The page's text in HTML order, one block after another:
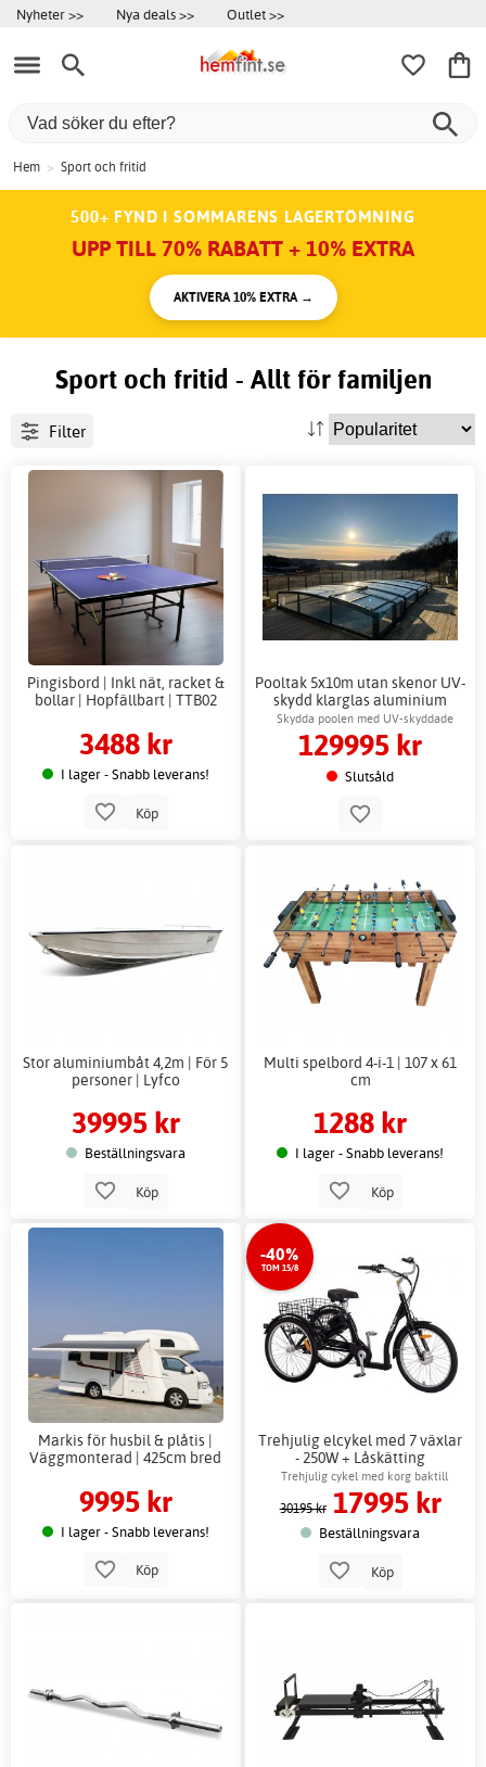
Nyheter >> Nya deals >> Outlet >>
Hem > Sport och fritid
500+ FYND I SOMMARENS LAGERTÖMNING
UPP TILL 70% RABATT + 10% EXTRA
AKTIVERA 10% EXTRA →
Sport och fritid - Allt för familjen
Filter
Pingisbord | Inkl nät, racket &
bollar | Hopfällbart | TTB02
3488 kr
I lager - Snabb leverans!
Köp
Pooltak 5x10m utan skenor UV-
skydd klarglas aluminium
Skydda poolen med UV-skyddade
paneler
129995 kr
Slutsåld
Stor aluminiumbåt 4,2m | För 5
personer | Lyfco
39995 kr
Beställningsvara
Köp
Multi spelbord 4-i-1 | 107 x 61
cm
1288 kr
I lager - Snabb leverans!
Köp
Markis för husbil & plåtis |
Väggmonterad | 425cm bred
9995 kr
I lager - Snabb leverans!
Köp
-40%
TOM 15/8
Trehjulig elcykel med 7 växlar
- 250W + Låskätting
Trehjulig cykel med korg baktill
30195 kr 17995 kr
Beställningsvara
Köp